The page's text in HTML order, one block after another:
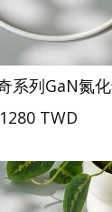
系列GaN氮
1280 TWD